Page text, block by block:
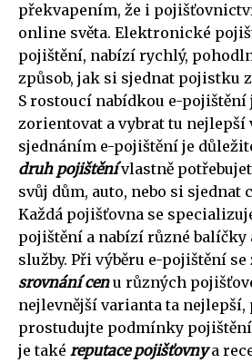
překvapením, že i
online světa. Elektronické
pojištění, nabízí rychlý,
způsob, jak si sjednat pojistku
S rostoucí nabídkou e-pojištění
zorientovat a vybrat tu nejlepší
sjednáním e-pojištění je
druh pojištěnívlastně
svůj dům, auto, nebo si sjednat
Každá pojišťovna se
pojištění a nabízí různé balíčky
služby. Při výběru e-pojištění se
srovnání cenu různých
nejlevnější varianta ta
prostudujte podmínky
je také reputace pojišťovnya